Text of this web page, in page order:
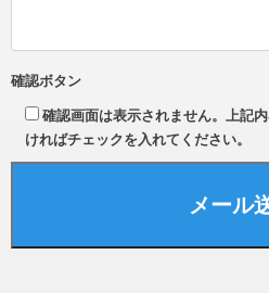
確認ボタン
確認画面は表示されません。上記
ければチェックを入れてください。